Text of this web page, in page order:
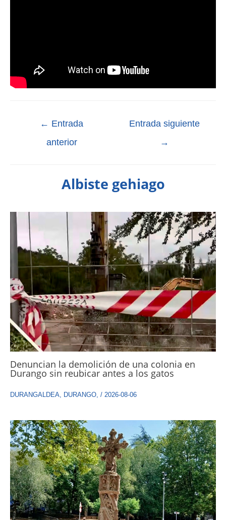
← Entrada
anterior
Entrada siguiente
→
Albiste gehiago
Denuncian la demolición de una colonia en
Durango sin reubicar antes a los gatos
DURANGALDEA DURANGO / 2026-08-06